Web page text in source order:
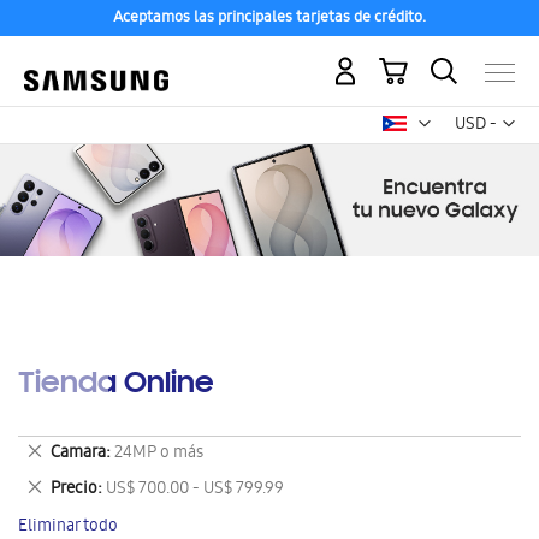
Aceptamos las principales tarjetas de crédito.
USD -
dólar
Mi carrito
Tienda Online
Camara 24MP o más
Eliminar
este
artículo
Precio US$ 700.00 - US$ 799.99
Eliminar
este
Eliminar todo